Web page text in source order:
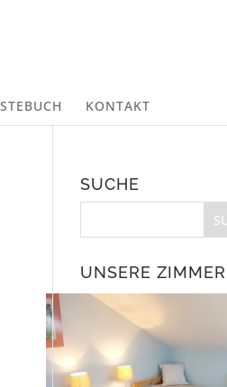
KONTAKT
SUCHE
UNSERE ZIMMER